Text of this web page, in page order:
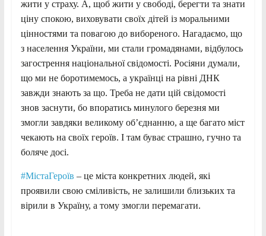
жити у страху. А, щоб жити у свободі, берегти та знати
ціну спокою, виховувати своїх дітей із моральними
цінностями та повагою до вибореного. Нагадаємо, що
з населення України, ми стали громадянами, відбулось
загострення національної свідомості. Росіяни думали,
що ми не боротимемось, а українці на рівні ДНК
завжди знають за що. Треба не дати цій свідомості
знов заснути, бо впоратись минулого березня ми
змогли завдяки великому об’єднанню, а ще багато міст
чекають на своїх героїв. І там буває страшно, гучно та
боляче досі.
#МістаГероїв – це міста конкретних людей, які
проявили свою сміливість, не залишили близьких та
вірили в Україну, а тому змогли перемагати.